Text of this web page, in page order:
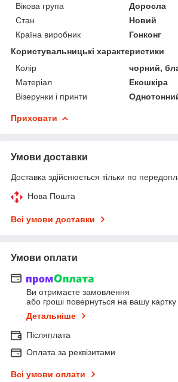
Вікова група
Доросла
Стан
Новий
Країна виробник
Гонконг
Користувальницькі характеристики
Колір
чорний,
Матеріал
Екошкіра
Візерунки і принти
Приховати
Умови доставки
Доставка здійснюється тільки по
Нова Пошта
Всі умови доставки
Умови оплати
Ви отримаєте замовлення
або гроші повернуться на вашу картку
Детальніше
Післяплата
Оплата за реквізитами
Всі умови оплати